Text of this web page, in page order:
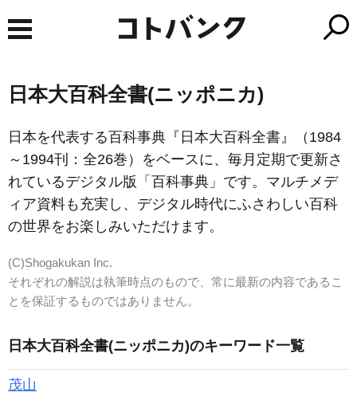
日本大百科全書(ニッポニカ)
日本を代表する百科事典『日本大百科全書』（1984
～1994刊：全26巻）をベースに、毎月定期で更新さ
れているデジタル版「百科事典」です。マルチメデ
ィア資料も充実し、デジタル時代にふさわしい百科
の世界をお楽しみいただけます。
(C)Shogakukan Inc.
それぞれの解説は執筆時点のもので、常に最新の内容であるこ
とを保証するものではありません。
日本大百科全書(ニッポニカ)のキーワード一覧
茂山